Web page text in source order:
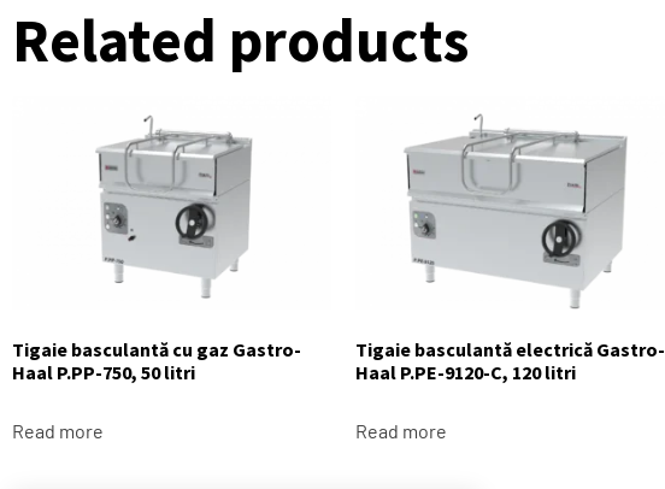
Related products
Tigaie basculantă cu gaz Gastro-
Haal P.PP-750, 50 litri
Read more
Tigaie basculantă electrică Gastro-
Haal P.PE-9120-C, 120 litri
Read more